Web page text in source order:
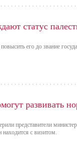
статус
его до звание
развивать
представители
находится с визитом.